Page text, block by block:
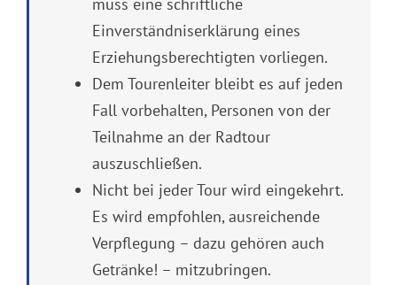
Einverständniserklärung eines
Erziehungsberechtigten vorliegen.
Dem Tourenleiter bleibt es auf jeden
Fall vorbehalten, Personen von der
Teilnahme an der Radtour
auszuschließen.
Nicht bei jeder Tour wird eingekehrt.
Es wird empfohlen, ausreichende
Verpflegung – dazu gehören auch
Getränke! – mitzubringen.